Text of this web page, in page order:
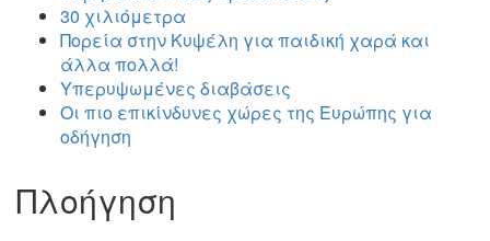
30 χιλιόμετρα
Πορεία στην Κυψέλη για παιδική χαρά και
άλλα πολλά!
Υπερυψωμένες διαβάσεις
Οι πιο επικίνδυνες χώρες της Ευρώπης για
οδήγηση
Πλοήγηση